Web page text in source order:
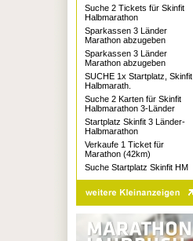
Suche 2 Tickets für Skinfit
Halbmarathon
Sparkassen 3 Länder
Marathon abzugeben
Sparkassen 3 Länder
Marathon abzugeben
SUCHE 1x Startplatz, Skinfit
Halbmarath.
Suche 2 Karten für Skinfit
Halbmarathon 3-Länder
Startplatz Skinfit 3 Länder-
Halbmarathon
Verkaufe 1 Ticket für
Marathon (42km)
Suche Startplatz Skinfit HM